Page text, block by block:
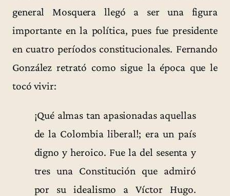
general Mosquera llegó a ser una figura
importante en la política, pues fue presidente
en cuatro períodos constitucionales. Fernando
González retrató como sigue la época que le
tocó vivir:
¡Qué almas tan apasionadas aquellas
de la Colombia liberal!; era un país
digno y heroico. Fue la del sesenta y
tres una Constitución que admiró
por su idealismo a Víctor Hugo.